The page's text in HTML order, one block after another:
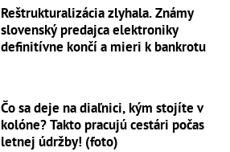
Reštrukturalizácia zlyhala. Známy
slovenský predajca elektroniky
definitívne končí a mieri k bankrotu
Čo sa deje na diaľnici, kým stojíte v
kolóne? Takto pracujú cestári počas
letnej údržby! (foto)